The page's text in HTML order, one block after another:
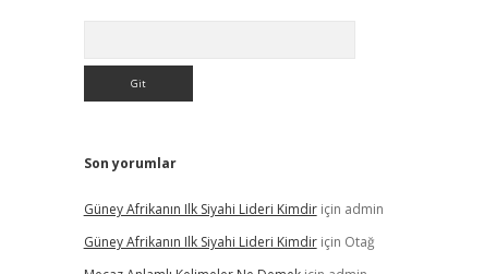
Son yorumlar
Güney Afrikanın Ilk Siyahi Lideri Kimdiriçin admin
Güney Afrikanın Ilk Siyahi Lideri Kimdiriçin Otağ